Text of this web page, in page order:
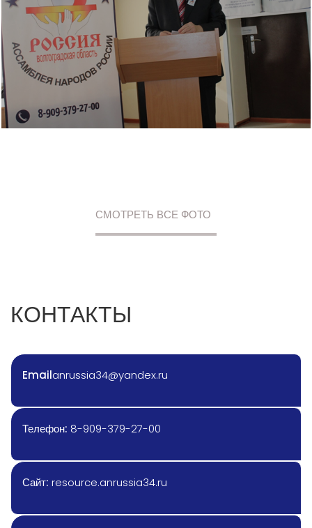
СМОТРЕТЬ ВСЕ ФОТО
КОНТАКТЫ
Emailanrussia34@yandex.ru
Телефон: 8-909-379-27-00
Сайт: resource.anrussia34.ru